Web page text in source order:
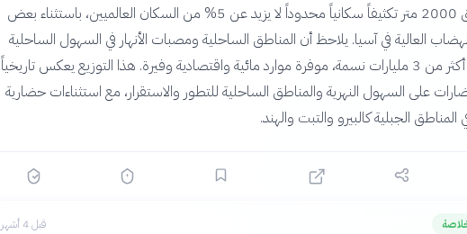
العالية فوق 2000 متر تكثيفاً سكانياً محدوداً لا يزيد عن 5% من السكان العالميين، باستثناء بعض
العالية في آسيا. يلاحظ أن المناطق الساحلية ومصبات الأنهار في السهول الساحلية
تستقطب أكثر من 3 مليارات نسمة، موفرة موارد مائية واقتصادية وفيرة. هذا التوزيع يعكس تاريخياً
على السهول النهرية والمناطق الساحلية للتطور والاستقرار، مع استثناءات حضارية
الجبلية كالبيرو والتبت والهند.
قبل 4 أشهر